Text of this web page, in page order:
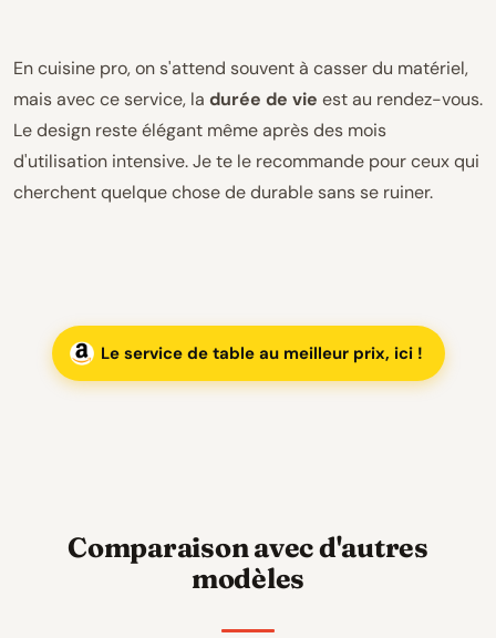
En cuisine pro, on s'attend souvent à casser du matériel,
mais avec ce service, la durée de vie est au rendez-vous.
Le design reste élégant même après des mois
d'utilisation intensive. Je te le recommande pour ceux qui
cherchent quelque chose de durable sans se ruiner.
Le service de table au meilleur prix, ici !
Comparaison avec d'autres
modèles